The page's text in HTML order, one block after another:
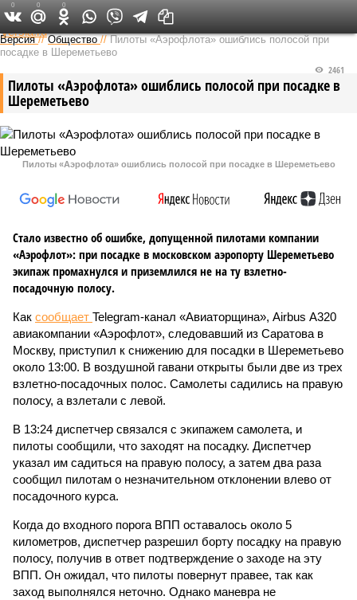
Федеральный выпуск
Версия //Общество //Пилоты «Аэрофлота» ошиблись полосой при
посадке в Шереметьево
Пилоты «Аэрофлота» ошиблись полосой при посадке в
Шереметьево
2461
Пилоты «Аэрофлота» ошиблись полосой при посадке в Шереметьево
Стало известно об ошибке, допущенной пилотами компании
«Аэрофлот»: при посадке в московском аэропорту Шереметьево
экипаж промахнулся и приземлился не на ту взлетно-
посадочную полосу.
Как сообщает Telegram-канал «Авиаторщина», Airbus А320
авиакомпании «Аэрофлот», следовавший из Саратова в
Москву, приступил к снижению для посадки в Шереметьево
около 13:00. В воздушной гавани открыты были две из трех
взлетно-посадочных полос. Самолеты садились на правую
полосу, а взлетали с левой.
В 13:24 диспетчер связался с экипажем самолета, и
пилоты сообщили, что заходят на посадку. Диспетчер
указал им садиться на правую полосу, а затем два раза
сообщил пилотам о незначительном отклонении влево от
посадочного курса.
Когда до входного порога ВПП оставалось около 5
километров, диспетчер разрешил борту посадку на правую
полосу, получив в ответ подтверждение о заходе на эту
ВПП. Он ожидал, что пилоты повернут правее, так как
заход выполнялся неточно. Однако маневра не
0 0 0